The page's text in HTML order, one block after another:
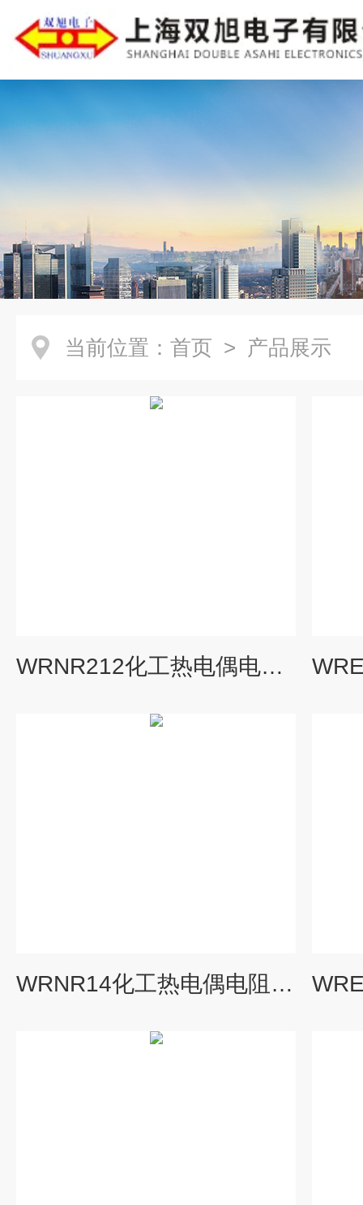
当前位置： 首页 > 产品展示
WRNR212化工热电偶电阻，WRNR2-12,
WRNR14化工热电偶电阻，WRNR-14,